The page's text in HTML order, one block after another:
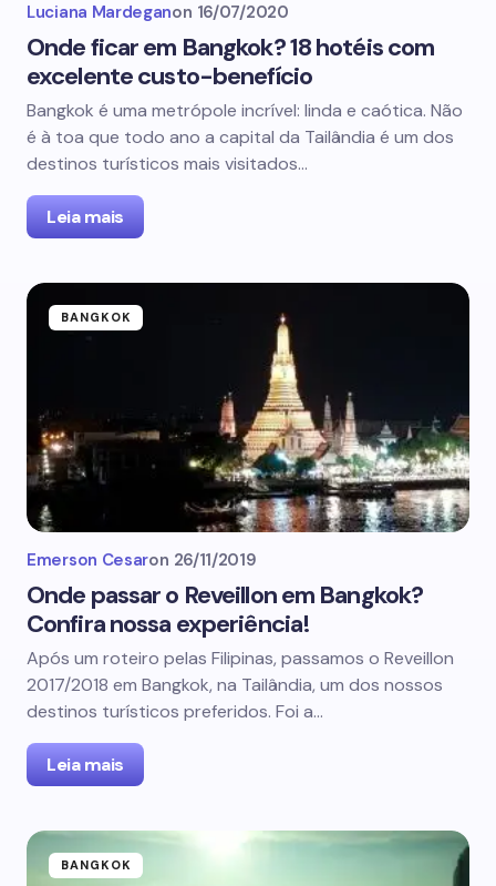
Luciana Mardeganon 16/07/2020
Onde ficar em Bangkok? 18 hotéis com
excelente custo-benefício
Bangkok é uma metrópole incrível: linda e caótica. Não
é à toa que todo ano a capital da Tailândia é um dos
destinos turísticos mais visitados…
Leia mais
BANGKOK
Emerson Cesaron 26/11/2019
Onde passar o Reveillon em Bangkok?
Confira nossa experiência!
Após um roteiro pelas Filipinas, passamos o Reveillon
2017/2018 em Bangkok, na Tailândia, um dos nossos
destinos turísticos preferidos. Foi a…
Leia mais
BANGKOK